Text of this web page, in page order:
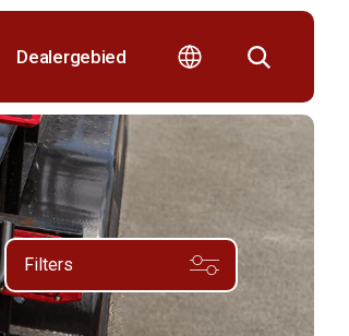
Dealergebied
Filters